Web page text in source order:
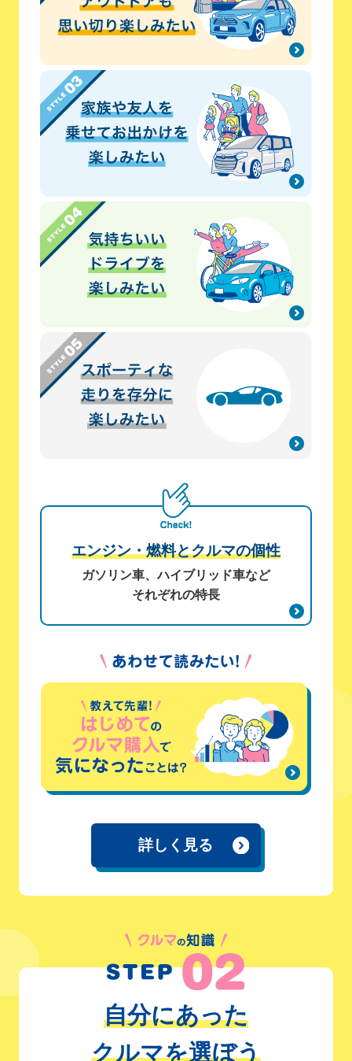
エンジン・燃料とクルマの個性
ガソリン車、ハイブリッド車など
それぞれの特長
詳しく見る
自分にあった
クルマを選ぼう